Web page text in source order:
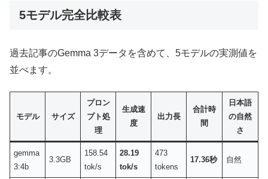
5モデル完全比較表
過去記事のGemma 3データを含めて、5モデルの実測値を
並べます。
モデル サイズ
プロン
プト処
理
生成速
度
出力長
合計時
間
日本語
の自然
さ
gemma
3:4b
3.3GB
158.54
tok/s
28.19
tok/s
473
tokens
17.36秒 自然